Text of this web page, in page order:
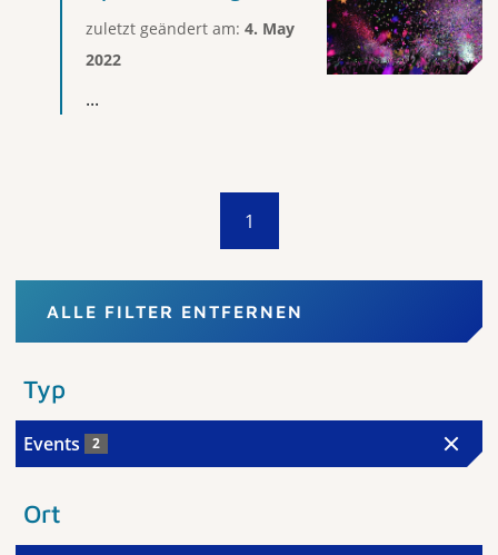
zuletzt geändert am: 4. May
2022
...
1
ALLE FILTER ENTFERNEN
Typ
Events 2
Ort